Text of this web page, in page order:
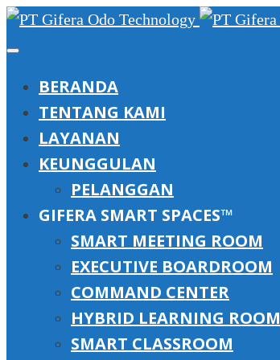
BERANDA
TENTANG KAMI
LAYANAN
KEUNGGULAN
PELANGGAN
GIFERA SMART SPACES™
SMART MEETING ROOM
EXECUTIVE BOARDROOM
COMMAND CENTER
HYBRID LEARNING ROOM
SMART CLASSROOM